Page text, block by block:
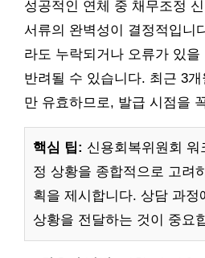
성공적인 연체 중 채무조정
서류의 완벽성이 결정적입니
라도 누락되거나 오류가 있
반려될 수 있습니다. 최근 3
만 유효하므로, 발급 시점을
핵심 팁: 신용회복위원회 워
정 상황을 종합적으로 고려
획을 제시합니다. 상담 과정
상황을 전달하는 것이 중요